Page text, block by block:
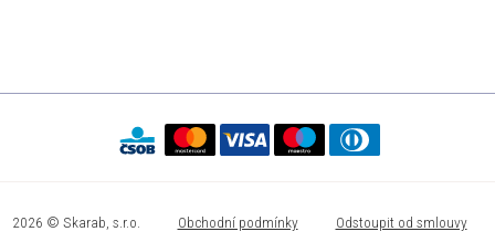
2026 © Skarab, s.r.o. Obchodní podmínky
Odstoupit od smlouvy